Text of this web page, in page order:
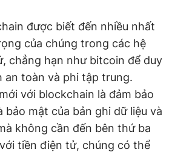
được biết đến nhiều nhất
của chúng trong các hệ
chẳng hạn như bitcoin để duy
an toàn và phi tập trung.
với blockchain là đảm bảo
mật của bản ghi dữ liệu và
không cần đến bên thứ ba
tiền điện tử, chúng có thể